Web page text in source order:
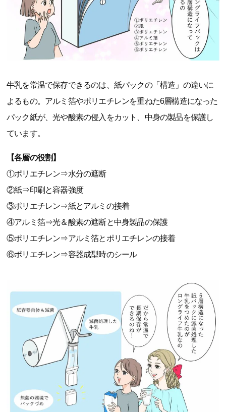
牛乳を常温で保存できるのは、紙パックの「構造」の違いに
よるもの。アルミ箔やポリエチレンを重ねた6層構造になった
パック紙が、光や酸素の侵入をカット、中身の製品を保護し
ています。
【各層の役割】
①ポリエチレン⇒水分の遮断
②紙⇒印刷と容器強度
③ポリエチレン⇒紙とアルミの接着
④アルミ箔⇒光＆酸素の遮断と中身製品の保護
⑤ポリエチレン⇒アルミ箔とポリエチレンの接着
⑥ポリエチレン⇒容器成型時のシール